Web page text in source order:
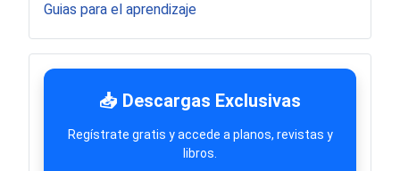
Guias para el aprendizaje
📥 Descargas Exclusivas
Regístrate gratis y accede a planos, revistas y
libros.